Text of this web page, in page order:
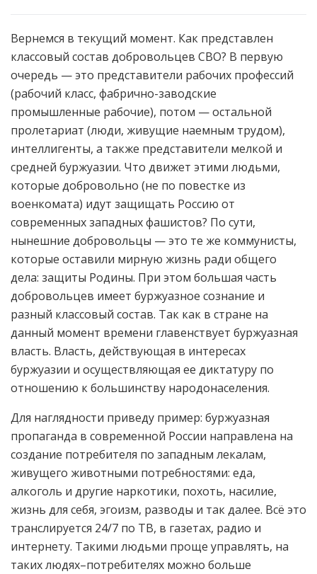
Вернемся в текущий момент. Как представлен
классовый состав добровольцев СВО? В первую
очередь — это представители рабочих профессий
(рабочий класс, фабрично-заводские
промышленные рабочие), потом — остальной
пролетариат (люди, живущие наемным трудом),
интеллигенты, а также представители мелкой и
средней буржуазии. Что движет этими людьми,
которые добровольно (не по повестке из
военкомата) идут защищать Россию от
современных западных фашистов? По сути,
нынешние добровольцы — это те же коммунисты,
которые оставили мирную жизнь ради общего
дела: защиты Родины. При этом большая часть
добровольцев имеет буржуазное сознание и
разный классовый состав. Так как в стране на
данный момент времени главенствует буржуазная
власть. Власть, действующая в интересах
буржуазии и осуществляющая ее диктатуру по
отношению к большинству народонаселения.
Для наглядности приведу пример: буржуазная
пропаганда в современной России направлена на
создание потребителя по западным лекалам,
живущего животными потребностями: еда,
алкоголь и другие наркотики, похоть, насилие,
жизнь для себя, эгоизм, разводы и так далее. Всё это
транслируется 24/7 по ТВ, в газетах, радио и
интернету. Такими людьми проще управлять, на
таких людях–потребителях можно больше